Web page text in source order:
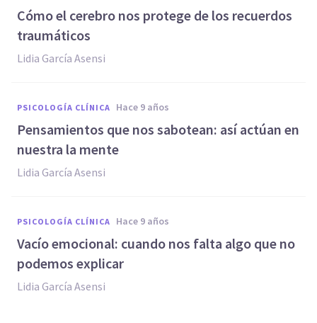
Cómo el cerebro nos protege de los recuerdos
traumáticos
Lidia García Asensi
PSICOLOGÍA CLÍNICA hace 9 años
Pensamientos que nos sabotean: así actúan en
nuestra la mente
Lidia García Asensi
PSICOLOGÍA CLÍNICA hace 9 años
Vacío emocional: cuando nos falta algo que no
podemos explicar
Lidia García Asensi